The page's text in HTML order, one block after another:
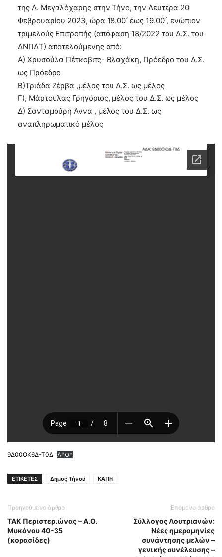
της Λ. Μεγαλόχαρης στην Τήνο, την Δευτέρα 20
Φεβρουαρίου 2023, ώρα 18.00 ́ έως 19.00 ́, ενώπιον
τριμελούς Επιτροπής (απόφαση 18/2022 του Δ.Σ. του
ΔΝΠΔΤ) αποτελούμενης από:
Α) Χρυσούλα Πέτκοβιτς- Βλαχάκη, Πρόεδρο του Δ.Σ.
ως Πρόεδρο
Β)Τριάδα Ζέρβα ,μέλος του Δ.Σ. ως μέλος
Γ), Μάρτουλας Γρηγόριος, μέλος του Δ.Σ. ως μέλος
Δ) Σανταμούρη Άννα , μέλος του Δ.Σ. ως
αναπληρωματικό μέλος
9Δ00ΟΚ6Δ-Τ0Δ Λήψη
ΕΤΙΚΕΤΕΣ Δήμος Τήνου ΚΑΠΗ
Προηγούμενο άρθρο
ΤΑΚ Περιστεριώνας – Α.Ο.
Μυκόνου 40-35
(κορασίδες)
Επόμενο άρθρο
Σύλλογος Λουτριανών:
Νέες ημερομηνίες
συνάντησης μελών –
γενικής συνέλευσης –